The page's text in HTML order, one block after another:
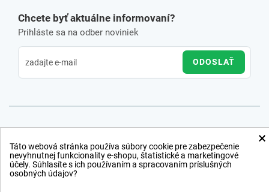
Chcete byť aktuálne informovaní?
Prihláste sa na odber noviniek
ODOSLAŤ
×
Táto webová stránka používa súbory cookie pre zabezpečenie
nevyhnutnej funkcionality e-shopu, štatistické a marketingové
účely. Súhlasíte s ich používaním a spracovaním príslušných
osobných údajov?